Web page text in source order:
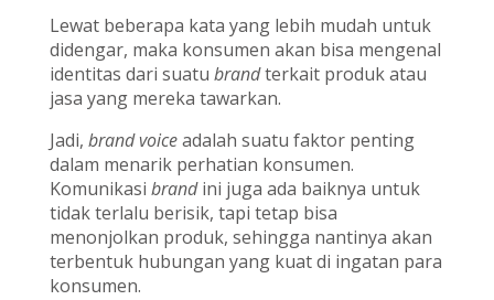
Lewat beberapa kata yang lebih mudah untuk
didengar, maka konsumen akan bisa mengenal
identitas dari suatu brandterkait produk atau
jasa yang mereka tawarkan.
Jadi, brand voiceadalah suatu faktor penting
dalam menarik perhatian konsumen.
Komunikasi brandini juga ada baiknya untuk
tidak terlalu berisik, tapi tetap bisa
menonjolkan produk, sehingga nantinya akan
terbentuk hubungan yang kuat di ingatan para
konsumen.